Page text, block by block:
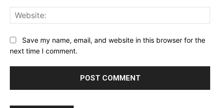
Save my name, email, and website in this browser for the
next time I comment.